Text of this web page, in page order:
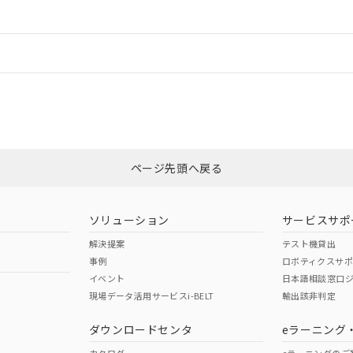
ダウンロードはこちらページ先頭へ戻る
ソリューション
解決提案
事例
イベント
現場データ活用サービスi-BELT
ダウンロードセンタ
サービスサポ
テスト機貸出
ロボティクスサ
日本語相談窓口
輸出該非判定
eラーニング